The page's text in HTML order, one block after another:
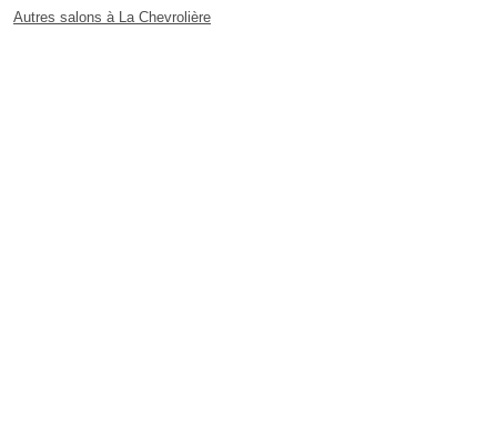
Autres salons à La Chevrolière